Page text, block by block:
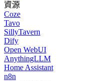
資源
Coze
Tavo
SillyTavern
Dify
Open WebUI
AnythingLLM
Home Assistant
n8n